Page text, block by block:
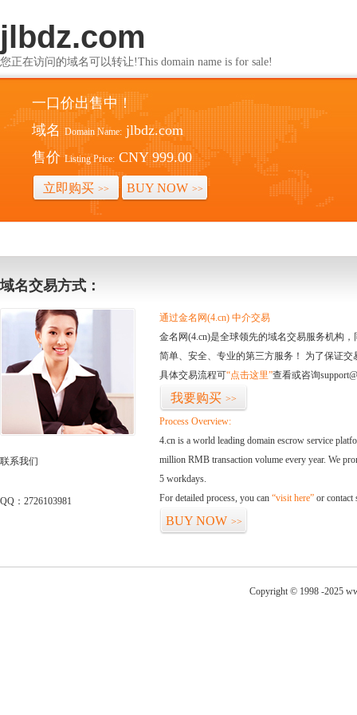
jlbdz.com
您正在访问的域名可以转让!This domain name is for sale!
一口价出售中！
域名 Domain Name: jlbdz.com
售价 Listing Price: CNY 999.00
立即购买 >> BUY NOW >>
域名交易方式：
联系我们
QQ：2726103981
通过金名网(4.cn) 中介交易
金名网(4.cn)是全球领先的域名交易服务机构
简单、安全、专业的第三方服务！ 为了保证
具体交易流程可“点击这里”查看或咨询
我要购买 >>
Process Overview:
4.cn is a world leading domain escrow service
million RMB transaction volume every year. We
5 workdays.
For detailed process, you can “visit here” or contact
BUY NOW >>
Copyright © 1998 -2025